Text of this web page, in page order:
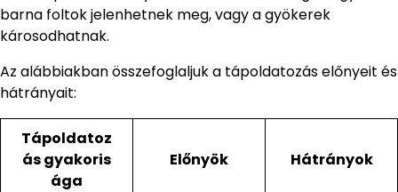
barna foltok jelenhetnek meg, vagy a gyökerek
károsodhatnak.
Az alábbiakban összefoglaljuk a tápoldatozás előnyeit és
hátrányait:
Tápoldatoz
ás gyakoris
ága
Előnyök Hátrányok